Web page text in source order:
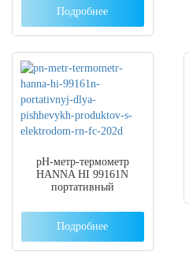
Подробнее
pН-метр-термометр
HANNA HI 99161N
портативный
Подробнее